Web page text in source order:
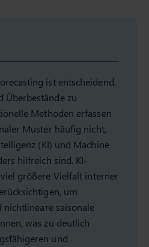
ist entscheidend,
Überbestände zu
Methoden erfassen
Muster häufig nicht,
(KI) und Machine
hilfreich sind. KI-
größere Vielfalt interner
um
saisonale
was zu deutlich
und